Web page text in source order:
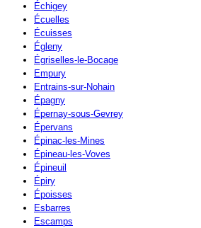
Échigey
Écuelles
Écuisses
Égleny
Égriselles-le-Bocage
Empury
Entrains-sur-Nohain
Épagny
Épernay-sous-Gevrey
Épervans
Épinac-les-Mines
Épineau-les-Voves
Épineuil
Épiry
Époisses
Esbarres
Escamps